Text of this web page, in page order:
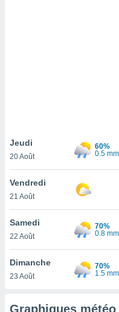
notre
que
et que
Jeudi
20 Août
60%
0.5 mm
Vendredi
21 Août
Samedi
22 Août
70%
0.8 mm
Dimanche
23 Août
70%
1.5 mm
Graphiques météo